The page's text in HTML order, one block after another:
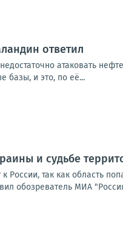
ответил
атаковать
базы, и это, по её...
и судьбе
так как область
обозреватель МИА